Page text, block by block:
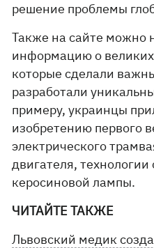
решение проблемы
Также на сайте можно
информацию о
которые сделали
разработали
примеру, украинцы
изобретению первого
электрического
двигателя,
керосиновой лампы.
ЧИТАЙТЕ ТАКЖЕ
Львовский медик